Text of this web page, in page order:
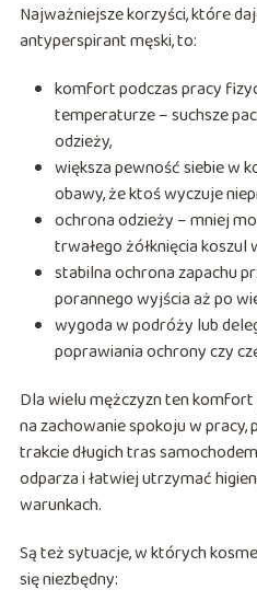
Najważniejsze korzyści, które
antyperspirant męski, to:
komfort podczas pracy
temperaturze – suchsze
odzieży,
większa pewność siebie w
obawy, że ktoś wyczuje
ochrona odzieży – mniej
trwałego żółknięcia koszul
stabilna ochrona zapachu
porannego wyjścia aż po
wygoda w podróży lub
poprawiania ochrony czy
Dla wielu mężczyzn ten komfort
na zachowanie spokoju w
trakcie długich tras
odparza i łatwiej utrzymać
warunkach.
Są też sytuacje, w których
się niezbędny: